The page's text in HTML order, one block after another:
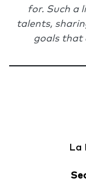
for. Such a
talents,
goals that
La